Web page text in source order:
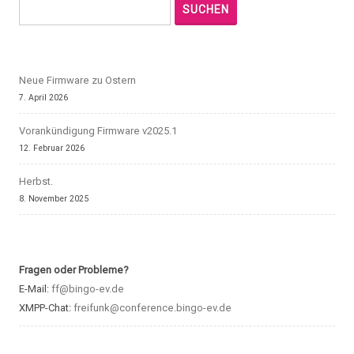
SUCHEN
Neue Firmware zu Ostern
7. April 2026
Vorankündigung Firmware v2025.1
12. Februar 2026
Herbst.
8. November 2025
Fragen oder Probleme?
E-Mail: ff@bingo-ev.de
XMPP-Chat: freifunk@conference.bingo-ev.de